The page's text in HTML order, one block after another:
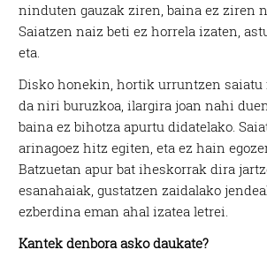
ninduten gauzak ziren, baina ez ziren
Saiatzen naiz beti ez horrela izaten,
eta.
Disko honekin, hortik urruntzen
da niri buruzkoa, ilargira joan nahi
baina ez bihotza apurtu didatelako.
arinagoez hitz egiten, eta ez hain
Batzuetan apur bat iheskorrak dira
esanahaiak, gustatzen zaidalako
ezberdina eman ahal izatea letrei.
Kantek denbora asko daukate?